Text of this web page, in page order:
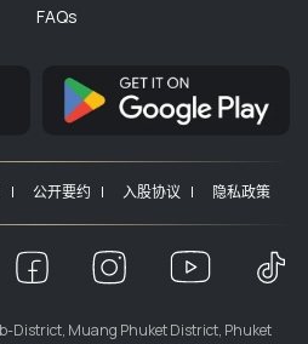
FAQs
| 公开要约 | 入股协议 | 隐私政策
District, Muang Phuket District, Phuket